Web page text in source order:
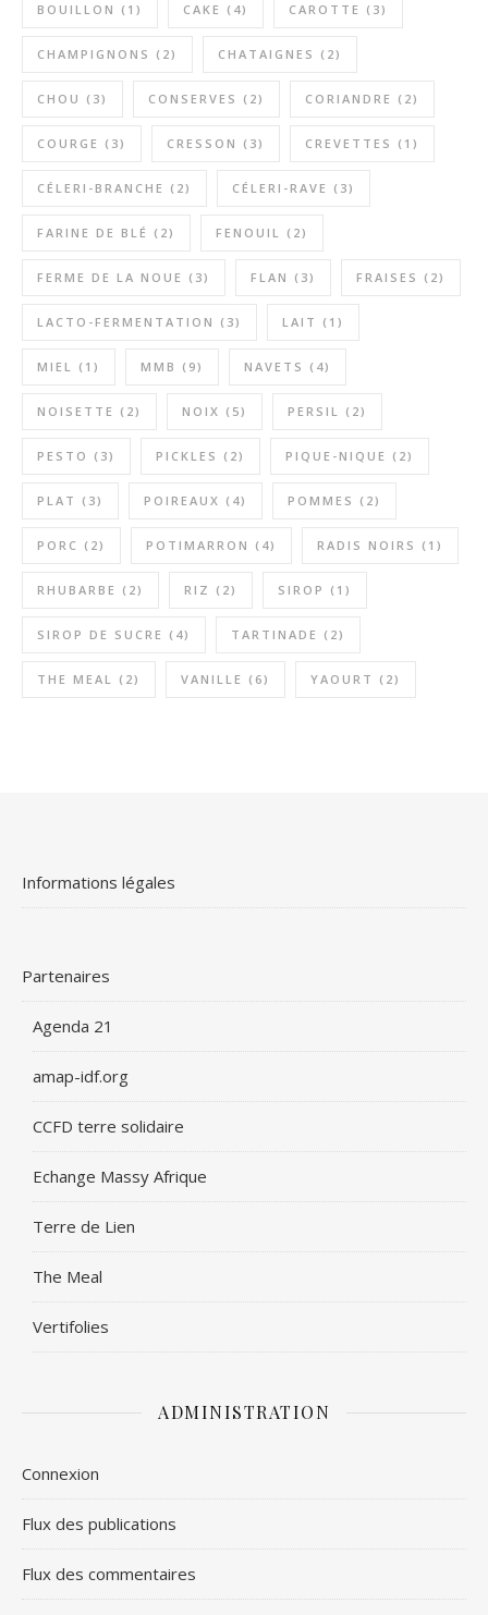
BOUILLON (1) CAKE (4) CAROTTE (3)
CHAMPIGNONS (2) CHATAIGNES (2)
CHOU (3) CONSERVES (2) CORIANDRE (2)
COURGE (3) CRESSON (3) CREVETTES (1)
CÉLERI-BRANCHE (2) CÉLERI-RAVE (3)
FARINE DE BLÉ (2) FENOUIL (2)
FERME DE LA NOUE (3) FLAN (3) FRAISES (2)
LACTO-FERMENTATION (3) LAIT (1)
MIEL (1) MMB (9) NAVETS (4)
NOISETTE (2) NOIX (5) PERSIL (2)
PESTO (3) PICKLES (2) PIQUE-NIQUE (2)
PLAT (3) POIREAUX (4) POMMES (2)
PORC (2) POTIMARRON (4) RADIS NOIRS (1)
RHUBARBE (2) RIZ (2) SIROP (1)
SIROP DE SUCRE (4) TARTINADE (2)
THE MEAL (2) VANILLE (6) YAOURT (2)
Informations légales
Partenaires
Agenda 21
amap-idf.org
CCFD terre solidaire
Echange Massy Afrique
Terre de Lien
The Meal
Vertifolies
ADMINISTRATION
Connexion
Flux des publications
Flux des commentaires